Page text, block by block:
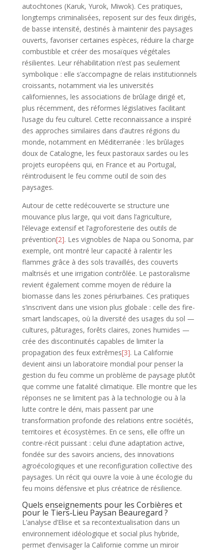
autochtones (Karuk, Yurok, Miwok). Ces pratiques,
longtemps criminalisées, reposent sur des feux dirigés,
de basse intensité, destinés à maintenir des paysages
ouverts, favoriser certaines espèces, réduire la charge
combustible et créer des mosaïques végétales
résilientes. Leur réhabilitation n’est pas seulement
symbolique : elle s’accompagne de relais institutionnels
croissants, notamment via les universités
californiennes, les associations de brûlage dirigé et,
plus récemment, des réformes législatives facilitant
l’usage du feu culturel. Cette reconnaissance a inspiré
des approches similaires dans d’autres régions du
monde, notamment en Méditerranée : les brûlages
doux de Catalogne, les feux pastoraux sardes ou les
projets européens qui, en France et au Portugal,
réintroduisent le feu comme outil de soin des
paysages.
Autour de cette redécouverte se structure une
mouvance plus large, qui voit dans l’agriculture,
l’élevage extensif et l’agroforesterie des outils de
prévention[2]. Les vignobles de Napa ou Sonoma, par
exemple, ont montré leur capacité à ralentir les
flammes grâce à des sols travaillés, des couverts
maîtrisés et une irrigation contrôlée. Le pastoralisme
revient également comme moyen de réduire la
biomasse dans les zones périurbaines. Ces pratiques
s’inscrivent dans une vision plus globale : celle des fire-
smart landscapes, où la diversité des usages du sol —
cultures, pâturages, forêts claires, zones humides —
crée des discontinuités capables de limiter la
propagation des feux extrêmes[3]. La Californie
devient ainsi un laboratoire mondial pour penser la
gestion du feu comme un problème de paysage plutôt
que comme une fatalité climatique. Elle montre que les
réponses ne se limitent pas à la technologie ou à la
lutte contre le déni, mais passent par une
transformation profonde des relations entre sociétés,
territoires et écosystèmes. En ce sens, elle offre un
contre-récit puissant : celui d’une adaptation active,
fondée sur des savoirs anciens, des innovations
agroécologiques et une reconfiguration collective des
paysages. Un récit qui ouvre la voie à une écologie du
feu moins défensive et plus créatrice de résilience.
Quels enseignements pour les Corbières et
pour le Tiers‑Lieu Paysan Beauregard ?
L’analyse d’Elise et sa recontextualisation dans un
environnement idéologique et social plus hybride,
permet d’envisager la Californie comme un miroir